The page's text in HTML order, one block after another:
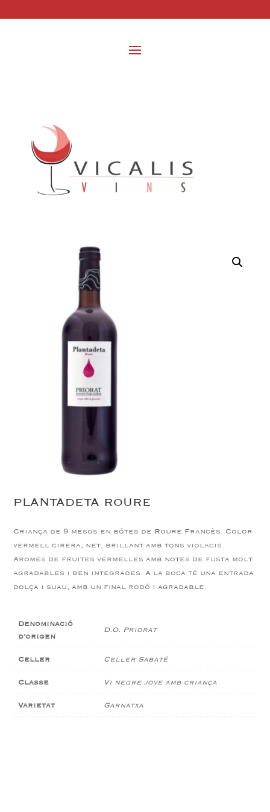
PLANTADETA ROURE
Criança de 9 mesos en bótes de Roure Francès. Color
vermell cirera, net, brillant amb tons violacis.
Aromes de fruites vermelles amb notes de fusta molt
agradables i ben integrades.A la boca té una entrada
dolça i suau, amb un final rodó i agradable.
Denominació
d'origen
D.O. Priorat
Celler Celler Sabaté
Classe Vi negre jove amb criança
Varietat Garnatxa